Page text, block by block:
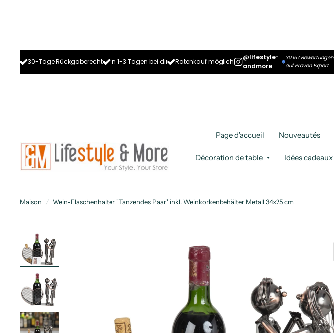
30-Tage Rückgaberecht In 1-3 Tagen bei dir Ratenkauf möglich
@lifestyle-
andmore
30.167 Bewertungen
auf Proven Expert
Page d'accueil Nouveautés
Décoration de table Idées cadeaux
Maison / Wein-Flaschenhalter "Tanzendes Paar" inkl. Weinkorkenbehälter Metall 34x25 cm